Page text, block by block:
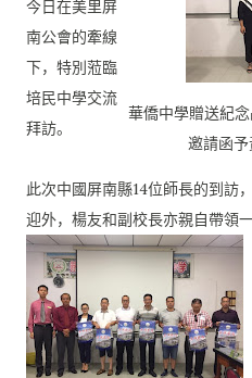
華僑中學贈送紀
邀請函予
今日在美里屏
南公會的牽線
下，特別蒞臨
培民中學交流
拜訪。
此次中國屏南縣14位師長的到訪
迎外，楊友和副校長亦親自帶領